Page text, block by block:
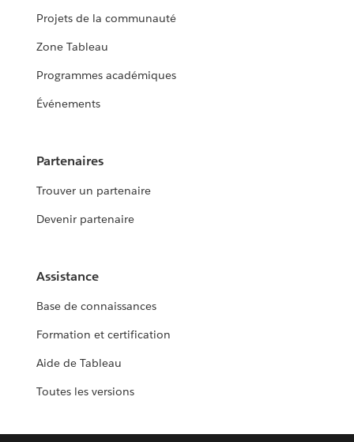
Projets de la communauté
Zone Tableau
Programmes académiques
Événements
Partenaires
Trouver un partenaire
Devenir partenaire
Assistance
Base de connaissances
Formation et certification
Aide de Tableau
Toutes les versions